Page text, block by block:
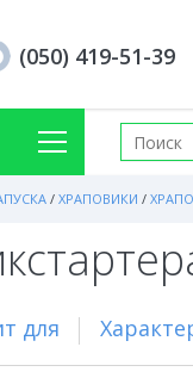
(050) 419-51-39
/ ХРАПОВИКИ /
для